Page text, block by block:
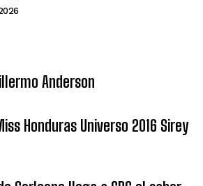
Anderson
Honduras Universo 2016 Sirey